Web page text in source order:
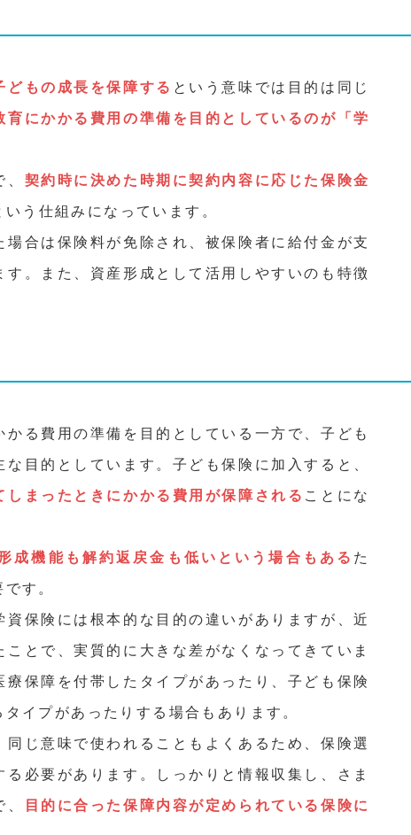
どもの成長を保障する という意味では目的は同じ
育にかかる費用の準備を目的としているのが「学
契約時に決めた時期に契約内容に応じた保険金
いう仕組みになっています。
場合は保険料が免除され、被保険者に給付金が支
。また、資産形成として活用しやすいのも特徴
る費用の準備を目的としている一方で、子ども
な目的としています。子ども保険に加入すると、
まったときにかかる費用が保障される ことにな
成機能も解約返戻金も低いという場合もある た
す。
資保険には根本的な目的の違いがありますが、近
とで、実質的に大きな差がなくなってきていま
保障を付帯したタイプがあったり、子ども保険
イプがあったりする場合もあります。
じ意味で使われることもよくあるため、保険選
必要があります。しっかりと情報収集し、さま
目的に合った保障内容が定められている保険に